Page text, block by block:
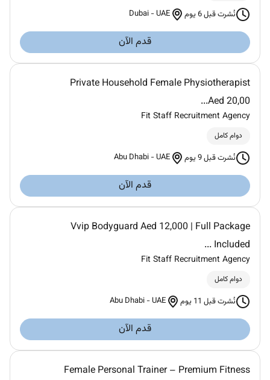
نُشرت قبل 6 يوم Dubai -UAE
قدم الآن
Private Household Female Physiotherapist
Aed 20,00...
Fit Staff Recruitment Agency
دوام كامل
نُشرت قبل 9 يوم Abu Dhabi -UAE
قدم الآن
Vvip Bodyguard Aed 12,000 | Full Package
Included ...
Fit Staff Recruitment Agency
دوام كامل
نُشرت قبل 11 يوم Abu Dhabi -UAE
قدم الآن
Female Personal Trainer – Premium Fitness